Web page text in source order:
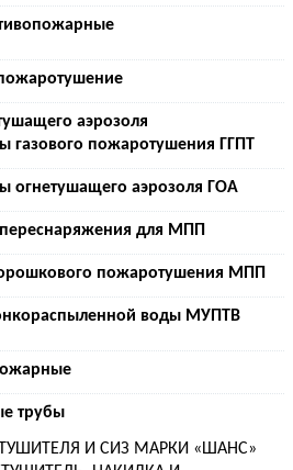
аэрозоля
газового пожаротушения ГГПТ
огнетушащего аэрозоля ГОА
для МПП
пожаротушения МПП
воды МУПТВ
трубы